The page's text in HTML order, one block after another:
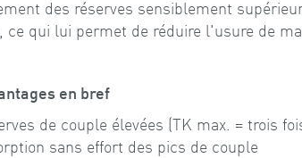
des réserves sensiblement
ce qui lui permet de réduire l'usure de
en bref
de couple élevées (TK max. = trois
sans effort des pics de couple